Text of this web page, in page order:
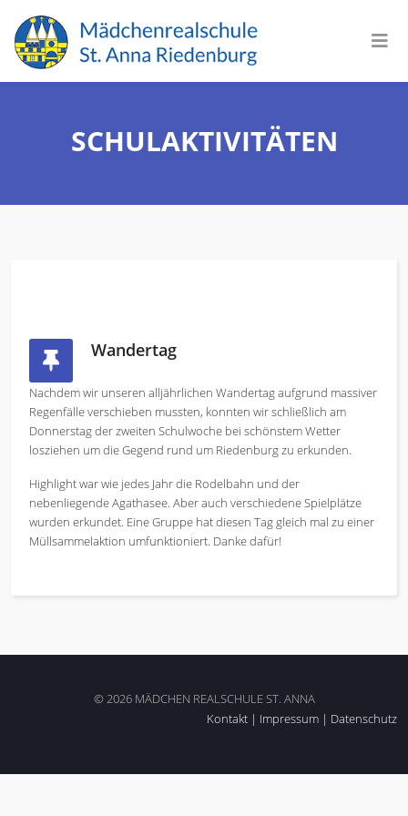
SCHULAKTIVITÄTEN
Wandertag
Nachdem wir unseren alljährlichen Wandertag aufgrund massiver
Regenfälle verschieben mussten, konnten wir schließlich am
Donnerstag der zweiten Schulwoche bei schönstem Wetter
losziehen um die Gegend rund um Riedenburg zu erkunden.
Highlight war wie jedes Jahr die Rodelbahn und der
nebenliegende Agathasee. Aber auch verschiedene Spielplätze
wurden erkundet. Eine Gruppe hat diesen Tag gleich mal zu einer
Müllsammelaktion umfunktioniert. Danke dafür!
© 2026 MÄDCHEN REALSCHULE ST. ANNA
Kontakt | Impressum | Datenschutz